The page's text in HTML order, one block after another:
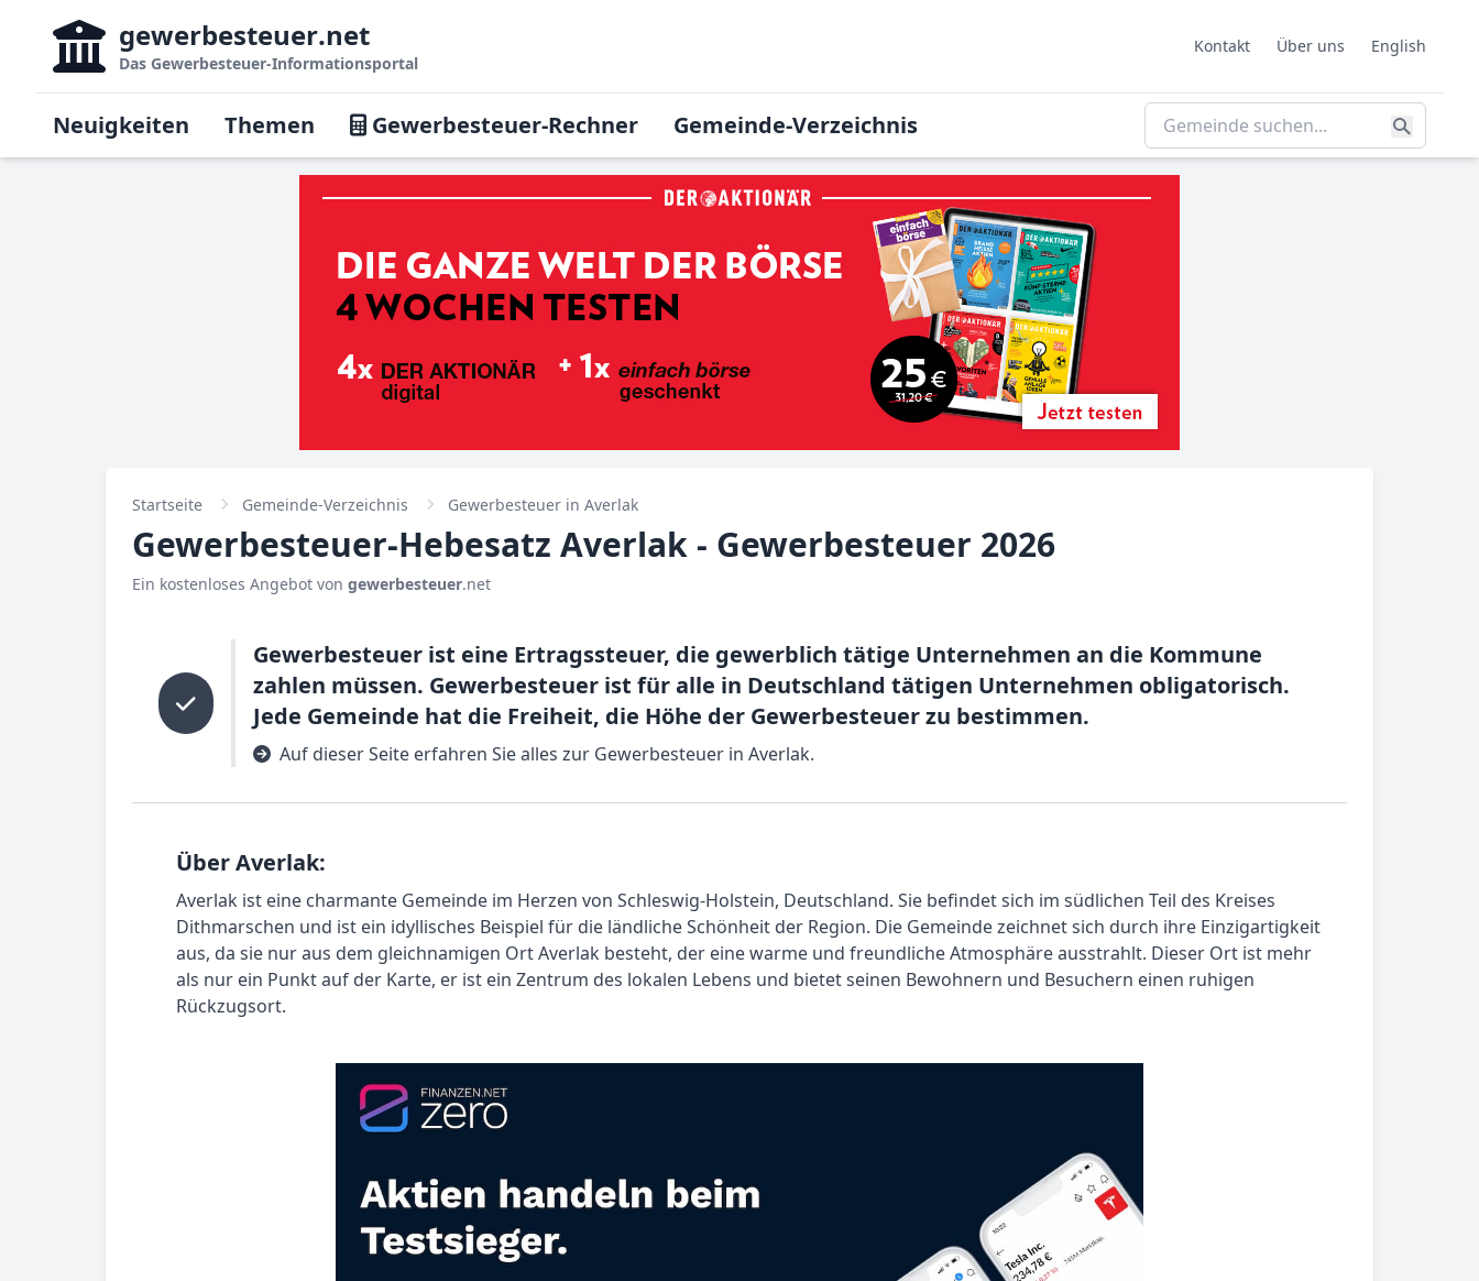
gewerbesteuer.net
Das Gewerbesteuer-Informationsportal
Kontakt Über uns English
Neuigkeiten Themen Gewerbesteuer-Rechner Gemeinde-Verzeichnis
Startseite Gemeinde-Verzeichnis Gewerbesteuer in Averlak
Gewerbesteuer-Hebesatz Averlak - Gewerbesteuer 2026
Ein kostenloses Angebot von gewerbesteuer.net
Gewerbesteuer ist eine Ertragssteuer, die gewerblich tätige Unternehmen an die Kommune
zahlen müssen. Gewerbesteuer ist für alle in Deutschland tätigen Unternehmen obligatorisch.
Jede Gemeinde hat die Freiheit, die Höhe der Gewerbesteuer zu bestimmen.
Auf dieser Seite erfahren Sie alles zur Gewerbesteuer in Averlak.
Über Averlak:
Averlak ist eine charmante Gemeinde im Herzen von Schleswig-Holstein, Deutschland. Sie befindet sich im südlichen Teil des Kreises
Dithmarschen und ist ein idyllisches Beispiel für die ländliche Schönheit der Region. Die Gemeinde zeichnet sich durch ihre Einzigartigkeit
aus, da sie nur aus dem gleichnamigen Ort Averlak besteht, der eine warme und freundliche Atmosphäre ausstrahlt. Dieser Ort ist mehr
als nur ein Punkt auf der Karte, er ist ein Zentrum des lokalen Lebens und bietet seinen Bewohnern und Besuchern einen ruhigen
Rückzugsort.